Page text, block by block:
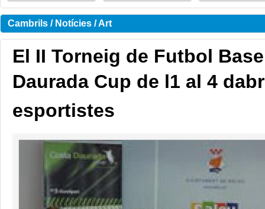
Cambrils / Notícies / Art
El II Torneig de Futbol
Daurada Cup de l1 al 4
esportistes